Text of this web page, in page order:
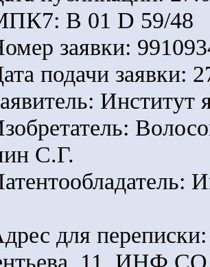
B 01 D 59/48
заявки:
подачи заявки:
С.Г.
для
11, ИНФ